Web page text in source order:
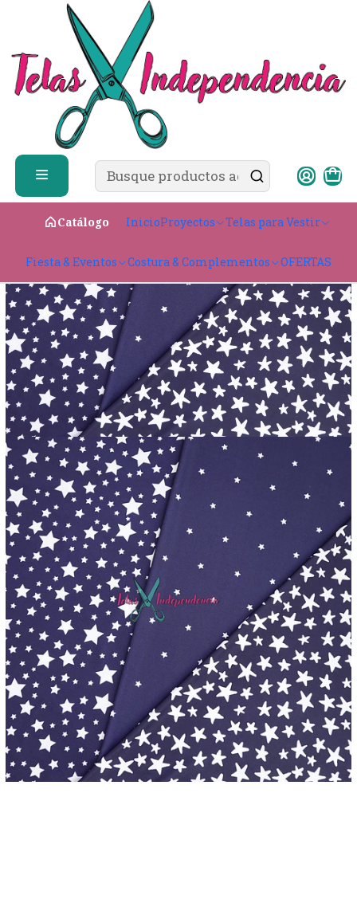
Catálogo InicioProyectos Telas para Vestir
Fiesta & Eventos Costura & Complementos OFERTAS
✨ ¿Cómo comprar?
Telas para Vestir
Diseño
Lycra Dupont Estrellas